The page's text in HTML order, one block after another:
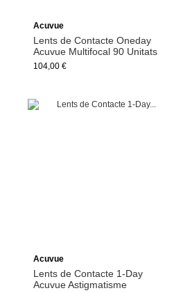
Acuvue
Lents de Contacte Oneday
Acuvue Multifocal 90 Unitats
104,00 €
Acuvue
Lents de Contacte 1-Day
Acuvue Astigmatisme